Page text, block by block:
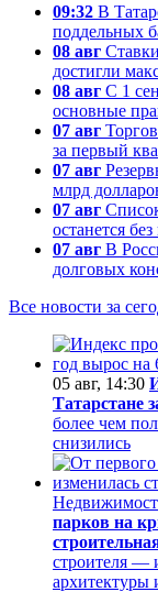
09:32 В
поддельных
08 авг
достигли
08 авг С 1
основные
07 авг
за первый
07 авг
млрд
07 авг
останется
07 авг В
долговых
Все новости за
05 авг, 14:30
Татарстане
более чем
снизились
парков на
строителя —
архитектуры